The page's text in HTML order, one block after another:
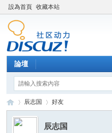
設為首頁 收藏本站
論壇
辰志国 好友
辰志国